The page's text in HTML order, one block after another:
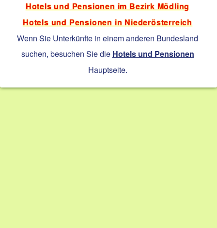
Hotels und Pensionen im Bezirk Mödling
Hotels und Pensionen in Niederösterreich
Wenn Sie Unterkünfte in einem anderen Bundesland
suchen, besuchen Sie die Hotels und Pensionen
Hauptseite.